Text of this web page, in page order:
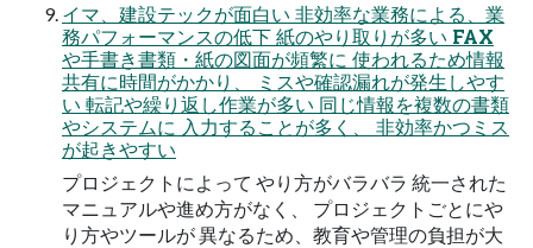
イマ、建設テックが面白い 非効率な業務による、業
務パフォーマンスの低下 紙のやり取りが多い FAX
や手書き書類・紙の図面が頻繁に 使われるため情報
共有に時間がかかり、 ミスや確認漏れが発生しやす
い 転記や繰り返し作業が多い 同じ情報を複数の書類
やシステムに 入力することが多く、 非効率かつミス
が起きやすい
プロジェクトによって やり方がバラバラ 統一された
マニュアルや進め方がなく、 プロジェクトごとにや
り方やツールが 異なるため、教育や管理の負担が大